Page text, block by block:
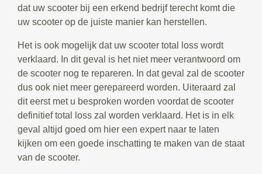
dat uw scooter bij een erkend bedrijf terecht komt die
uw scooter op de juiste manier kan herstellen.
Het is ook mogelijk dat uw scooter total loss wordt
verklaard. In dit geval is het niet meer verantwoord om
de scooter nog te repareren. In dat geval zal de scooter
dus ook niet meer gerepareerd worden. Uiteraard zal
dit eerst met u besproken worden voordat de scooter
definitief total loss zal worden verklaard. Het is in elk
geval altijd goed om hier een expert naar te laten
kijken om een goede inschatting te maken van de staat
van de scooter.